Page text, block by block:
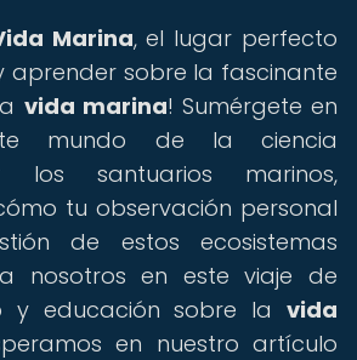
Marina, el lugar perfecto
aprender sobre la fascinante
vida marina! Sumérgete en
mundo de la ciencia
los santuarios marinos,
tu observación personal
de estos ecosistemas
nosotros en este viaje de
y educación sobre la vida
en nuestro artículo